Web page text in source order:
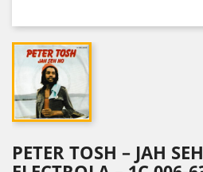
PETER TOSH – JAH